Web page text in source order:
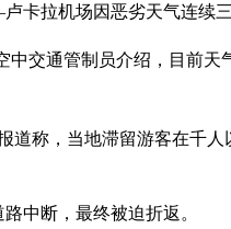
拉机场因恶劣天气连续
交通管制员介绍，目前
称，当地滞留游客在千人
中断，最终被迫折返。